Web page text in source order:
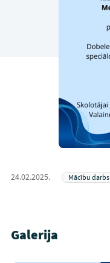
24.02.2025. Mācību darbs
Galerija